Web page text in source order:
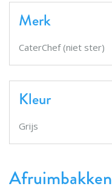
Afruimbakken
Merk
CaterChef (niet ster)
Kleur
Grijs